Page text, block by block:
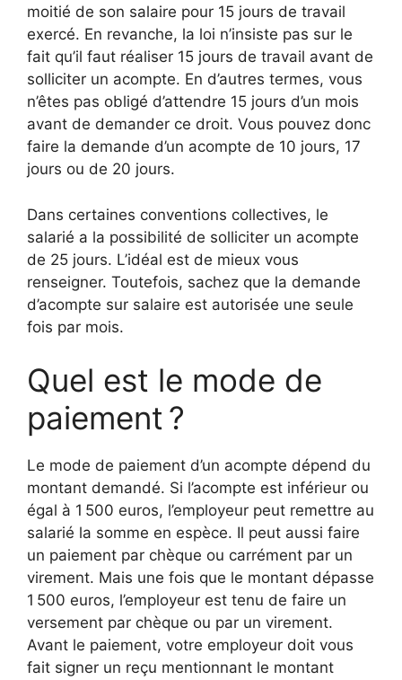
moitié de son salaire pour 15 jours de travail
exercé. En revanche, la loi n’insiste pas sur le
fait qu’il faut réaliser 15 jours de travail avant de
solliciter un acompte. En d’autres termes, vous
n’êtes pas obligé d’attendre 15 jours d’un mois
avant de demander ce droit. Vous pouvez donc
faire la demande d’un acompte de 10 jours, 17
jours ou de 20 jours.
Dans certaines conventions collectives, le
salarié a la possibilité de solliciter un acompte
de 25 jours. L’idéal est de mieux vous
renseigner. Toutefois, sachez que la demande
d’acompte sur salaire est autorisée une seule
fois par mois.
Quel est le mode de
paiement ?
Le mode de paiement d’un acompte dépend du
montant demandé. Si l’acompte est inférieur ou
égal à 1 500 euros, l’employeur peut remettre au
salarié la somme en espèce. Il peut aussi faire
un paiement par chèque ou carrément par un
virement. Mais une fois que le montant dépasse
1 500 euros, l’employeur est tenu de faire un
versement par chèque ou par un virement.
Avant le paiement, votre employeur doit vous
fait signer un reçu mentionnant le montant